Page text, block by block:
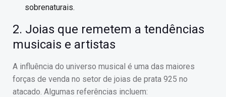
sobrenaturais.
2. Joias que remetem a tendências
musicais e artistas
A influência do universo musical é uma das maiores
forças de venda no setor de joias de prata 925 no
atacado. Algumas referências incluem: